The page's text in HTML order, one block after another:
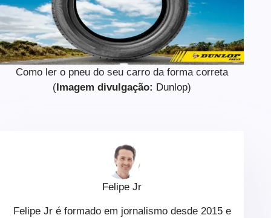
Como ler o pneu do seu carro da forma correta
(Imagem divulgação: Dunlop)
Felipe Jr
Felipe Jr é formado em jornalismo desde 2015 e